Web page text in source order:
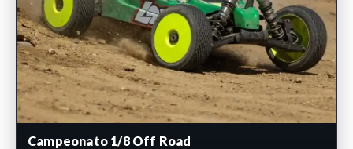
Campeonato 1/8 Off Road